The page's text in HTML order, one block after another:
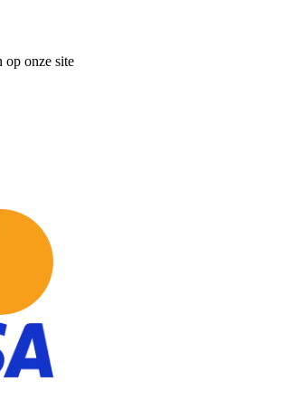
op onze site